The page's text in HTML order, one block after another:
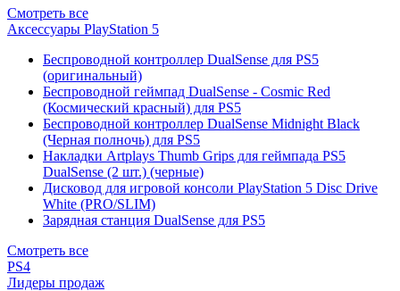
Смотреть все
Аксессуары PlayStation 5
Беспроводной контроллер DualSense для PS5
(оригинальный)
Беспроводной геймпад DualSense - Cosmic Red
(Космический красный) для PS5
Беспроводной контроллер DualSense Midnight Black
(Черная полночь) для PS5
Накладки Artplays Thumb Grips для геймпада PS5
DualSense (2 шт.) (черные)
Дисковод для игровой консоли PlayStation 5 Disc Drive
White (PRO/SLIM)
Зарядная станция DualSense для PS5
Смотреть все
PS4
Лидеры продаж